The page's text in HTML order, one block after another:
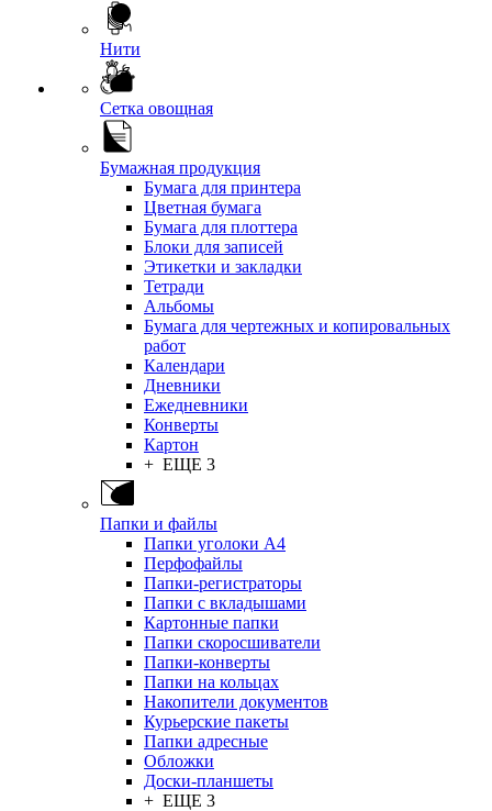
Нити
Сетка овощная
Бумажная продукция
Бумага для принтера
Цветная бумага
Бумага для плоттера
Блоки для записей
Этикетки и закладки
Тетради
Альбомы
Бумага для чертежных и копировальных
работ
Календари
Дневники
Ежедневники
Конверты
Картон
+ ЕЩЕ 3
Папки и файлы
Папки уголоки А4
Перфофайлы
Папки-регистраторы
Папки с вкладышами
Картонные папки
Папки скоросшиватели
Папки-конверты
Папки на кольцах
Накопители документов
Курьерские пакеты
Папки адресные
Обложки
Доски-планшеты
+ ЕЩЕ 3